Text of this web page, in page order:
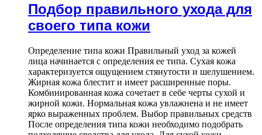
Подбор правильного ухода для
своего типа кожи
Определение типа кожи Правильный уход за кожей
лица начинается с определения ее типа. Сухая кожа
характеризуется ощущением стянутости и шелушением.
Жирная кожа блестит и имеет расширенные поры.
Комбинированная кожа сочетает в себе черты сухой и
жирной кожи. Нормальная кожа увлажнена и не имеет
ярко выраженных проблем. Выбор правильных средств
После определения типа кожи необходимо подобрать